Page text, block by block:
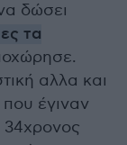
δώσει
τα
αλλα και
έγιναν
34χρονος